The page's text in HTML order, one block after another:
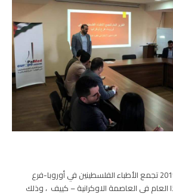
عقد اليوم السبت06 -04-2019 تجمع الأطباء الفلسطينين في أوروبا-فرع
العام في العاصمة الاوكرانية – كييف ، وذلك